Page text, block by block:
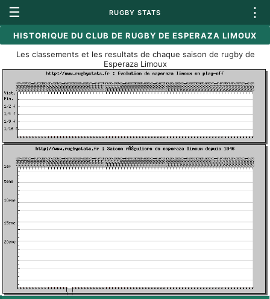
☰ RUGBY STATS ⋮
HISTORIQUE DU CLUB DE RUGBY DE ESPERAZA LIMOUX
Les classements et les resultats de chaque saison de rugby de
Esperaza Limoux